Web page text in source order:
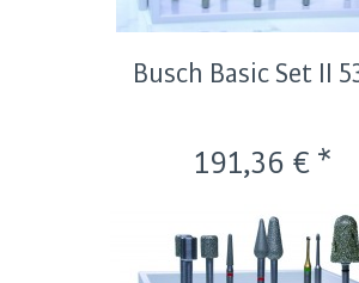
Busch Basic Set II
191,36 € *